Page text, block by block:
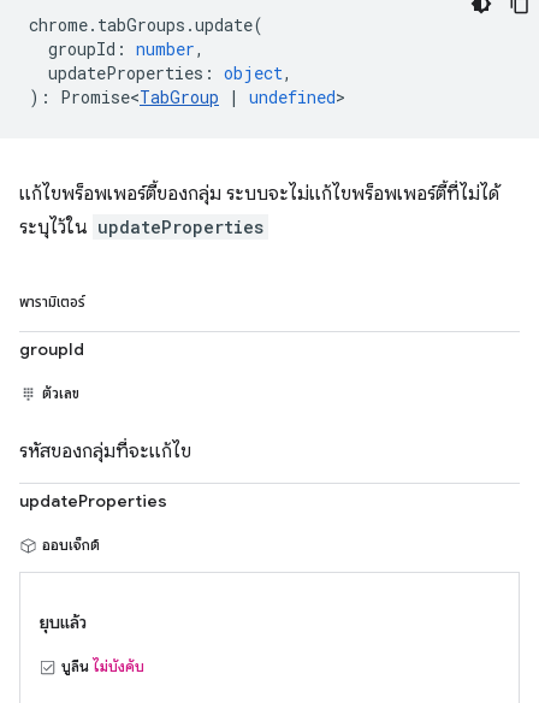
chrome. tabGroups .update(
groupId : number,
updateProperties : object,
) : Promise<TabGroup | undefined>
แก้ไขพร็อพเพอร์ตี้ของกลุ่ม ระบบจะไม่แก้ไขพร็อพเพอร์ตี้ที่ไม่ได้
ระบุไว้ใน updateProperties
พารามิเตอร์
groupId
ตัวเลข
รหัสของกลุ่มที่จะแก้ไข
updateProperties
ออบเจ็กต์
ยุบแล้ว
บูลีน ไม่บังคับ